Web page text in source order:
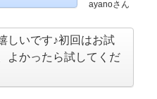
ayanoさん
しいです♪初回はお試
よかったら試してくだ